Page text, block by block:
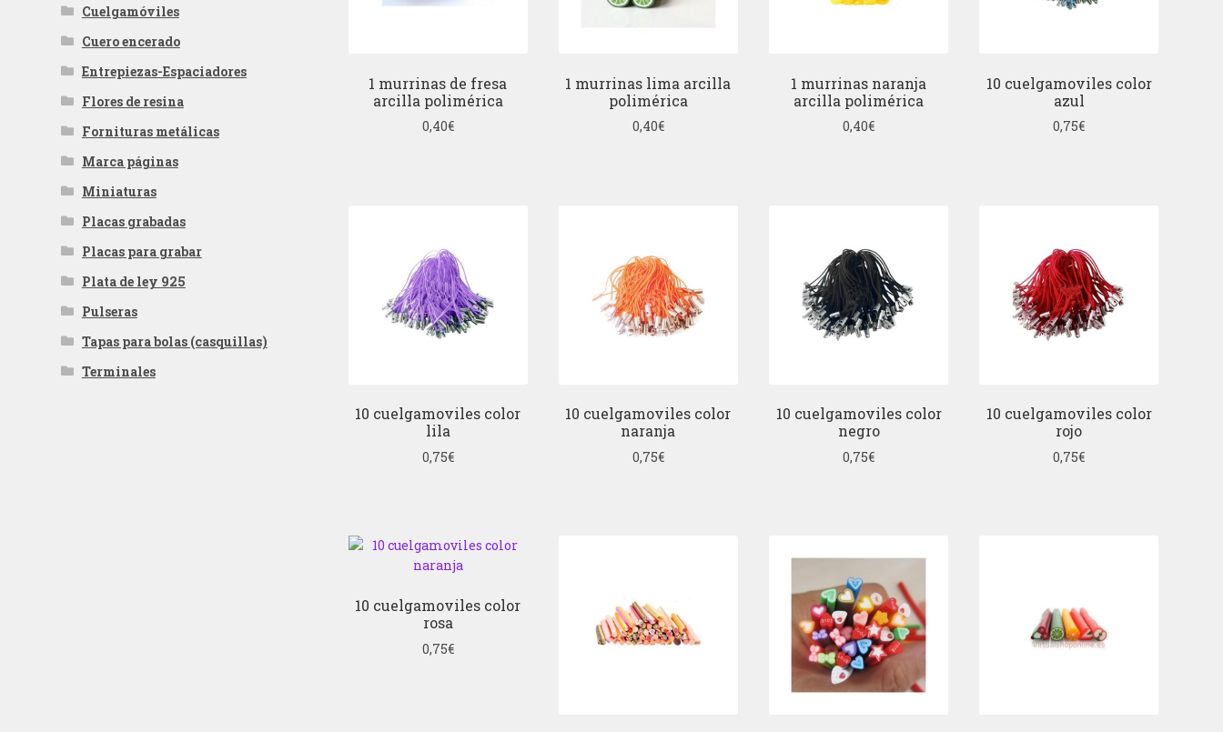
1 murrinas de fresa
arcilla polimérica
0,40€
1 murrinas lima arcilla
polimérica
0,40€
1 murrinas naranja
arcilla polimérica
0,40€
10 cuelgamoviles color
azul
0,75€
10 cuelgamoviles color
lila
0,75€
10 cuelgamoviles color
naranja
0,75€
10 cuelgamoviles color
negro
0,75€
10 cuelgamoviles color
rojo
0,75€
10 cuelgamoviles color
rosa
0,75€
Cuelgamóviles
Cuero encerado
Entrepiezas-Espaciadores
Flores de resina
Fornituras metálicas
Marca páginas
Miniaturas
Placas grabadas
Placas para grabar
Plata de ley 925
Pulseras
Tapas para bolas (casquillas)
Terminales